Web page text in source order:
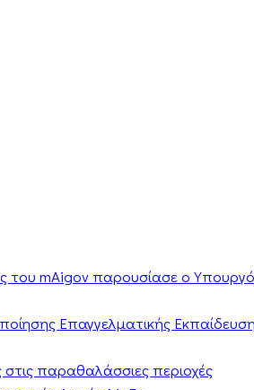
του mAigov παρουσίασε ο
Επαγγελματικής
στις παραθαλάσσιες περιοχές